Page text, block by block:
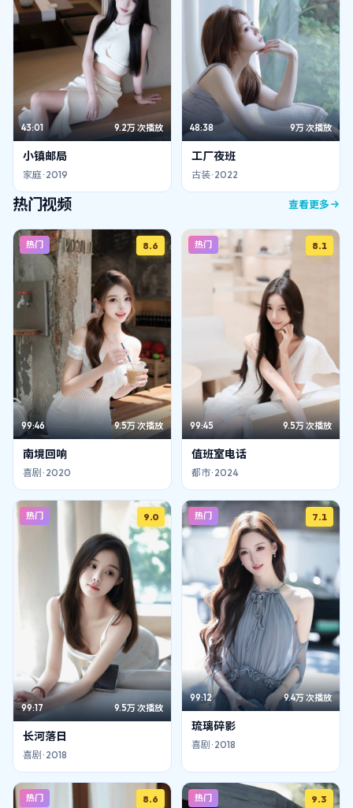
43:01 9.2万 次播放
小镇邮局
家庭· 2019
48:38 9万 次播放
工厂夜班
古装· 2022
热门视频 查看更多
热门 8.6
99:46 9.5万次播放
南境回响
喜剧 · 2020
热门 8.1
99:45 9.5万次播放
值班室电话
都市· 2024
热门 9.0
99:17 9.5万次播放
长河落日
喜剧 · 2018
热门 7.1
99:12 9.4万次播放
琉璃碎影
喜剧 · 2018
热门 8.6 热门 9.3